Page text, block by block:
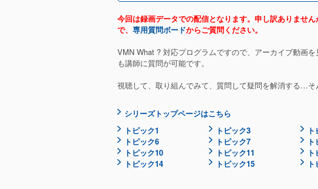
今回は録画データでの配信となります。申し訳ありませ
で、 専用質問ボードからご質問ください。
VMN What ? 対応プログラムですので、アーカイブ動画を
も講師に質問が可能です。
視聴して、取り組んでみて、質問して疑問を解消する…そ
シリーズトップページはこちら
トピック1
トピック3
トピック6
トピック7
トピック10
トピック11
トピック14
トピック15